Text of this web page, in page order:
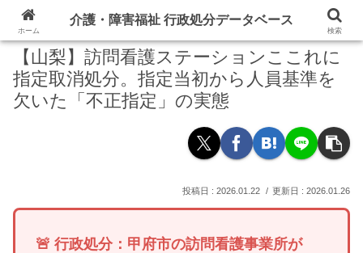
【山梨】訪問看護ステーションここれに
指定取消処分。指定当初から人員基準を
欠いた「不正指定」の実態
2026.01.22 2026.01.26
🚨 行政処分：甲府市の訪問看護事業所が
ホーム
介護・障害福祉 行政処分データベース
検索